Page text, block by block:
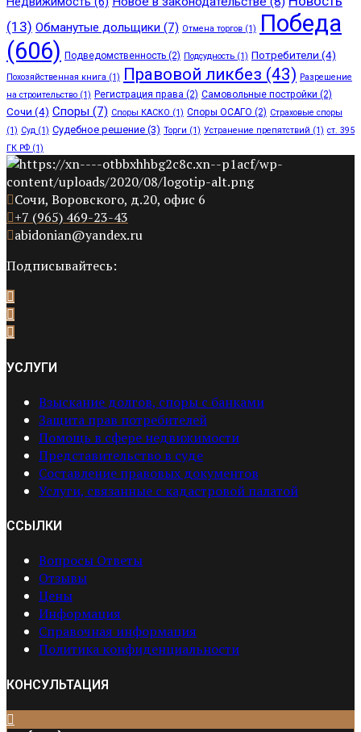
(13) Обманутые дольщики (7) Отмена торгов (1)
Победа
(606) Подведомственность (2) Подсудность (1) Потребители (4)
Похозяйственная книга (1) Правовой ликбез (43) Разрешение
на строительство (1) Регистрация права (2) Самовольные постройки (2)
Сочи (4) Споры (7) Споры КАСКО (1) Споры ОСАГО (2) Страховые споры
(1) Суд (1) Судебное решение (3) Торги (1) Устранение препятствий (1) ст. 395
ГК РФ (1)
Сочи, Воровского, д.20, офис 6
+7 (965) 469-23-43
abidonian@yandex.ru
Подписывайтесь:
УСЛУГИ
Взыскание долгов, споры с банками
Защита прав потребителей
Помощь в сфере недвижимости
Представительство в суде
Составление правовых документов
Услуги, связанные с кадастровой палатой
ССЫЛКИ
Вопросы Ответы
Отзывы
Цены
Информация
Справочная информация
Политика конфиденциальности
КОНСУЛЬТАЦИЯ